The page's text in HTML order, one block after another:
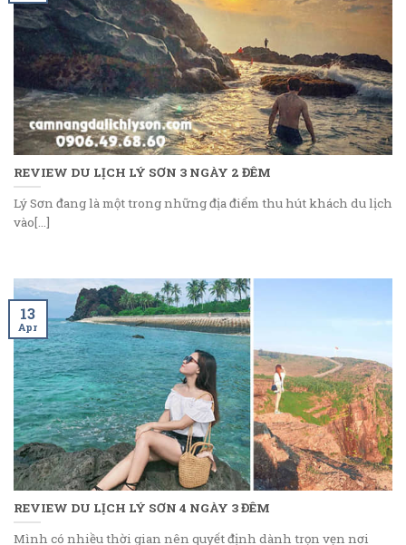
REVIEW DU LỊCH LÝ SƠN 3 NGÀY 2 ĐÊM
Lý Sơn đang là một trong những địa điểm thu hút khách du lịch
vào[...]
REVIEW DU LỊCH LÝ SƠN 4 NGÀY 3 ĐÊM
Mình có nhiều thời gian nên quyết định dành trọn vẹn nơi
13
Apr